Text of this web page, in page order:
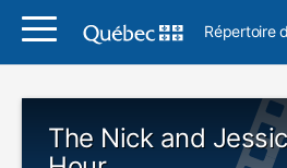
Répertoire
The Nick and